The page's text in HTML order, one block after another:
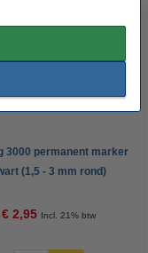
3000 permanent marker
(1,5 - 3 mm rond)
€ 2,95 Incl. 21% btw